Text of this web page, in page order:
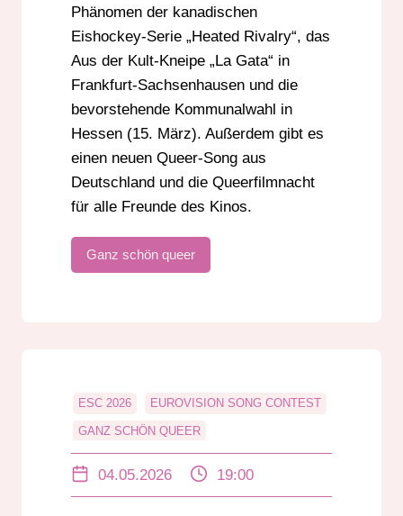
Phänomen der kanadischen
Eishockey-Serie „Heated Rivalry“, das
Aus der Kult-Kneipe „La Gata“ in
Frankfurt-Sachsenhausen und die
bevorstehende Kommunalwahl in
Hessen (15. März). Außerdem gibt es
einen neuen Queer-Song aus
Deutschland und die Queerfilmnacht
für alle Freunde des Kinos.
Ganz schön queer
ESC 2026 EUROVISION SONG CONTEST
GANZ SCHÖN QUEER
LEON EBERSMANN
04.05.2026 19:00